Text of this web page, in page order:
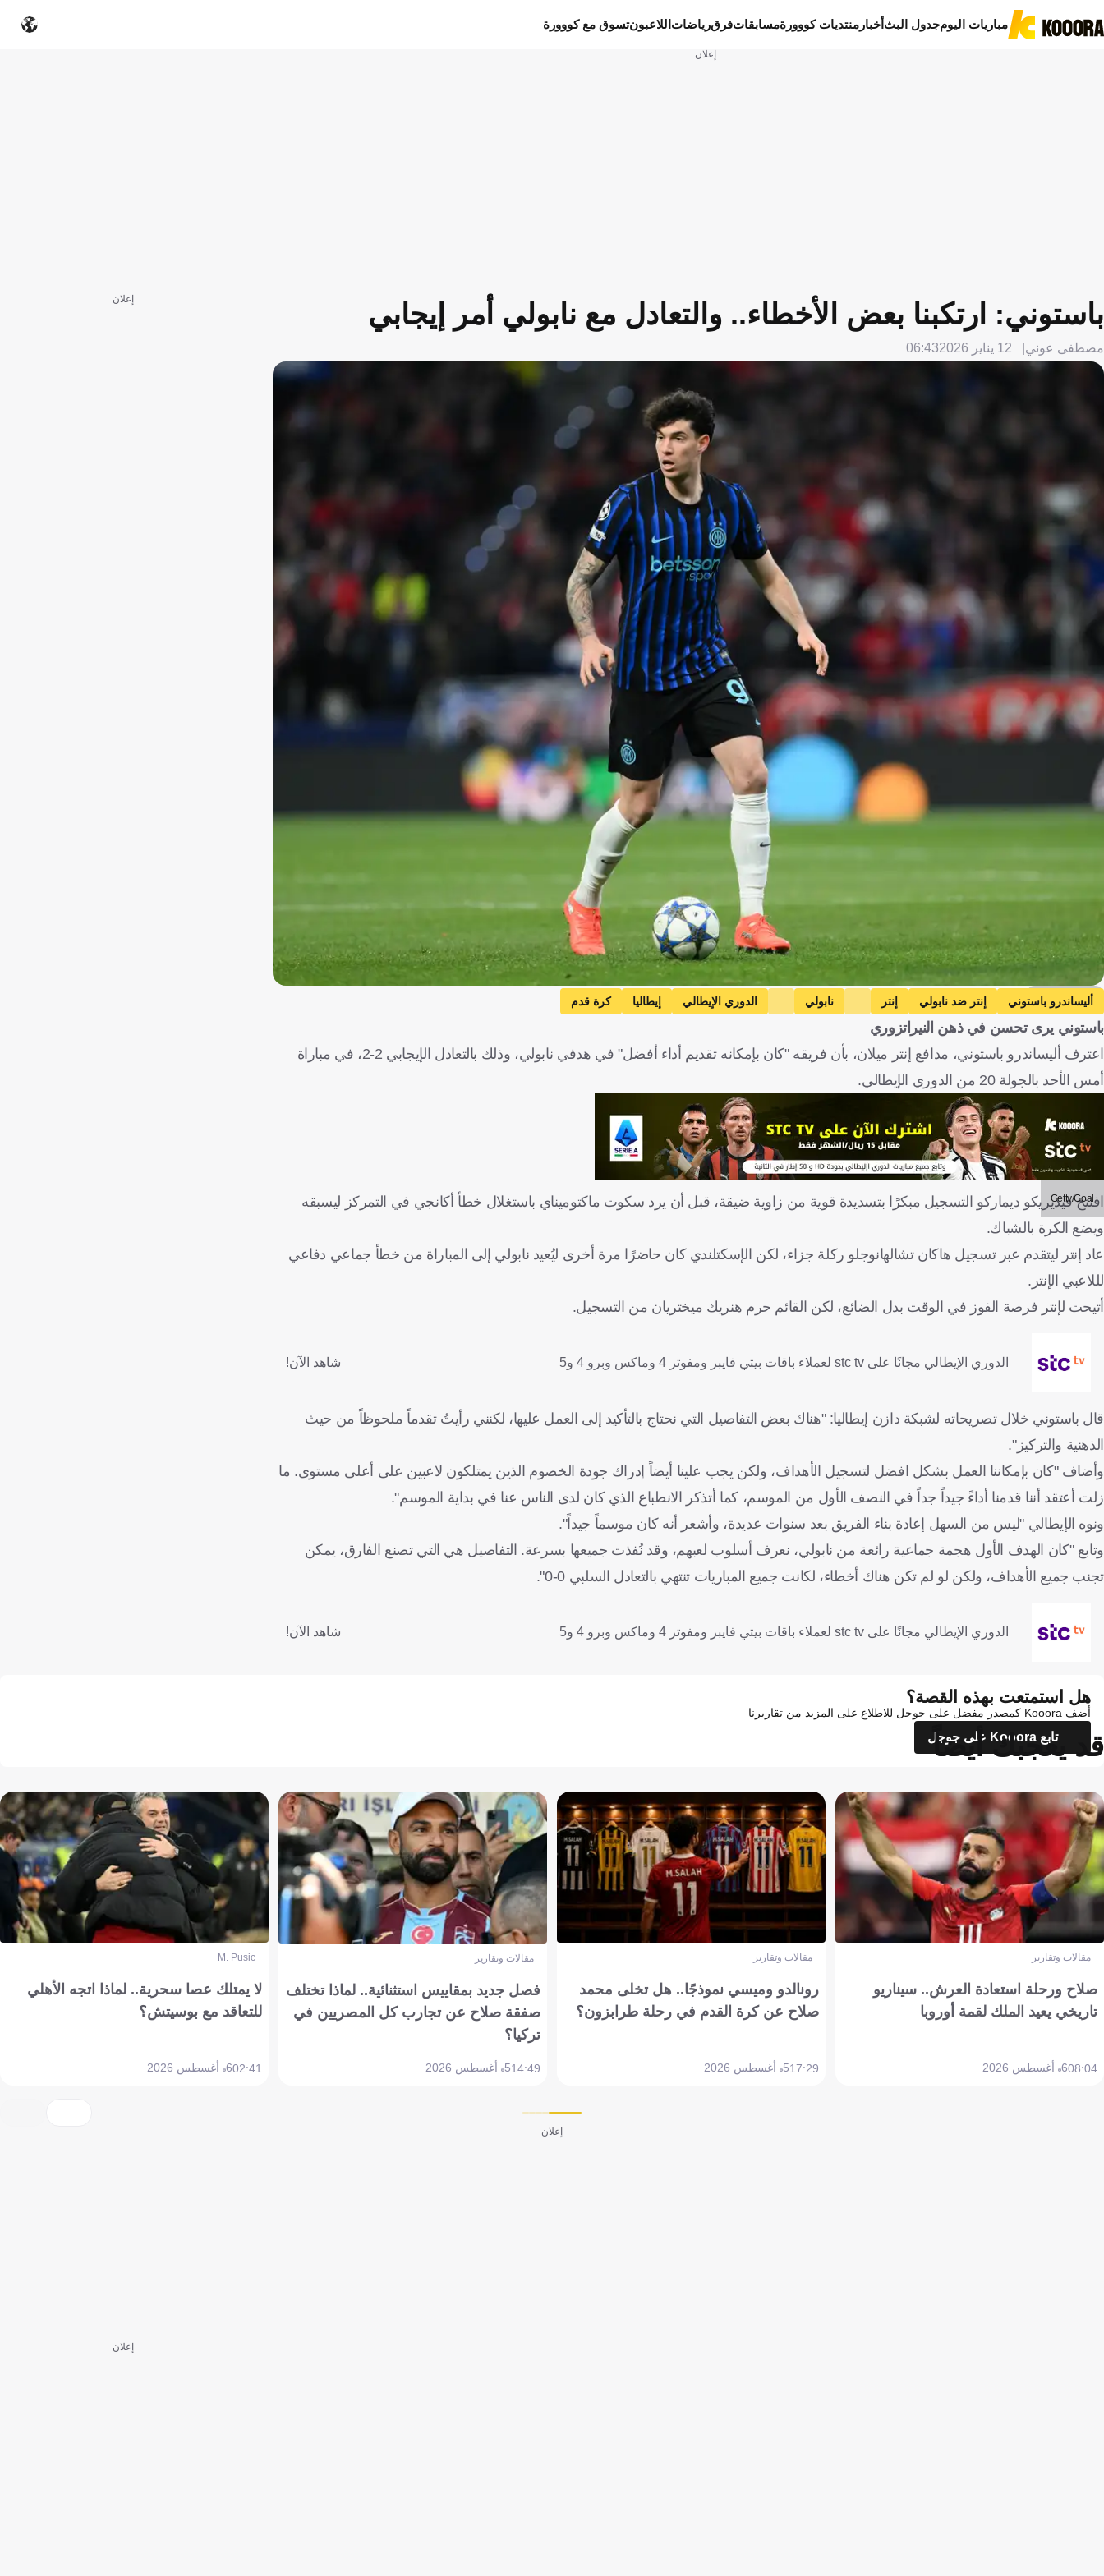
مباريات اليومجدول البثأخبار منتديات كووورةمسابقاتفرقرياضات اللاعبونتسوق مع كووورة
إعلان
باستوني: ارتكبنا بعض الأخطاء.. والتعادل مع نابولي أمر إيجابي
مصطفى عوني 12 يناير 2026 06:43
Getty Images
أليساندرو باستوني إنتر ضد نابولي إنتر نابولي الدوري الإيطالي إيطاليا كرة قدم
باستوني يرى تحسن في ذهن النيراتزوري
اعترف أليساندرو باستوني، مدافع إنتر ميلان، بأن فريقه "كان بإمكانه تقديم أداء أفضل" في هدفي نابولي، وذلك بالتعادل الإيجابي 2-2، في مباراة
أمس الأحد بالجولة 20 من الدوري الإيطالي.
Getty/Goal
افتتح فيديريكو ديماركو التسجيل مبكرًا بتسديدة قوية من زاوية ضيقة، قبل أن يرد سكوت ماكتوميناي باستغلال خطأ أكانجي في التمركز ليسبقه
ويضع الكرة بالشباك.
عاد إنتر ليتقدم عبر تسجيل هاكان تشالهانوجلو ركلة جزاء، لكن الإسكتلندي كان حاضرًا مرة أخرى ليُعيد نابولي إلى المباراة من خطأ جماعي دفاعي
لللاعبي الإنتر.
أتيحت لإنتر فرصة الفوز في الوقت بدل الضائع، لكن القائم حرم هنريك ميختريان من التسجيل.
الدوري الإيطالي مجانًا على stc tv لعملاء باقات بيتي فايبر ومفوتر 4 وماكس وبرو 4 و5 شاهد الآن!
قال باستوني خلال تصريحاته لشبكة دازن إيطاليا: "هناك بعض التفاصيل التي نحتاج بالتأكيد إلى العمل عليها، لكنني رأيتُ تقدماً ملحوظاً من حيث
الذهنية والتركيز".
وأضاف "كان بإمكاننا العمل بشكل افضل لتسجيل الأهداف، ولكن يجب علينا أيضاً إدراك جودة الخصوم الذين يمتلكون لاعبين على أعلى مستوى. ما
زلت أعتقد أننا قدمنا أداءً جيداً جداً في النصف الأول من الموسم، كما أتذكر الانطباع الذي كان لدى الناس عنا في بداية الموسم".
ونوه الإيطالي "ليس من السهل إعادة بناء الفريق بعد سنوات عديدة، وأشعر أنه كان موسماً جيداً".
وتابع "كان الهدف الأول هجمة جماعية رائعة من نابولي، نعرف أسلوب لعبهم، وقد نُفذت جميعها بسرعة. التفاصيل هي التي تصنع الفارق، يمكن
تجنب جميع الأهداف، ولكن لو لم تكن هناك أخطاء، لكانت جميع المباريات تنتهي بالتعادل السلبي 0-0".
الدوري الإيطالي مجانًا على stc tv لعملاء باقات بيتي فايبر ومفوتر 4 وماكس وبرو 4 و5 شاهد الآن!
إعلان
هل استمتعت بهذه القصة؟
أضف Kooora كمصدر مفضل على جوجل للاطلاع على المزيد من تقاريرنا
تابع Kooora على جوجل
قد يعجبك أيضاً
مقالات وتقارير
صلاح ورحلة استعادة العرش.. سيناريو
تاريخي يعيد الملك لقمة أوروبا
08:046 أغسطس 2026
مقالات وتقارير
رونالدو وميسي نموذجًا.. هل تخلى محمد
صلاح عن كرة القدم في رحلة طرابزون؟
17:295 أغسطس 2026
مقالات وتقارير
فصل جديد بمقاييس استثنائية.. لماذا تختلف
صفقة صلاح عن تجارب كل المصريين في
تركيا؟
14:495 أغسطس 2026
M. Pusic
لا يمتلك عصا سحرية.. لماذا اتجه الأهلي
للتعاقد مع بوسيتش؟
02:416 أغسطس 2026
إعلان
إعلان